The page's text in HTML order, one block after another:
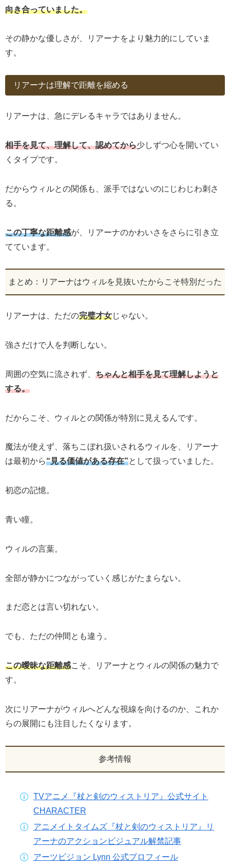
向き合っていました。
その静かな優しさが、リアーナをより魅力的にしていま
す。
リアーナは理解で距離を縮める
リアーナは、急にデレるキャラではありません。
相手を見て、理解して、認めてから少しずつ心を開いてい
くタイプです。
だからウィルとの関係も、派手ではないのにじわじわ刺さ
る。
この丁寧な距離感が、リアーナのかわいさをさらに引き立
てています。
まとめ：リアーナはウィルを見抜いたからこそ特別だった
リアーナは、ただの完璧才女じゃない。
強さだけで人を判断しない。
周囲の空気に流されず、 ちゃんと相手を見て理解しようと
する。
だからこそ、ウィルとの関係が特別に見えるんです。
魔法が使えず、落ちこぼれ扱いされるウィルを、リアーナ
は最初から“見る価値がある存在”として扱っていました。
初恋の記憶。
青い瞳。
ウィルの言葉。
全部が静かにつながっていく感じがたまらない。
まだ恋とは言い切れない。
でも、ただの仲間とも違う。
この曖昧な距離感こそ、リアーナとウィルの関係の魅力で
す。
次にリアーナがウィルへどんな視線を向けるのか、これか
らの展開にも注目したくなります。
参考情報
TVアニメ『杖と剣のウィストリア』公式サイト
CHARACTER
アニメイトタイムズ『杖と剣のウィストリア』リ
アーナのアクションビジュアル解禁記事
アーツビジョン Lynn 公式プロフィール